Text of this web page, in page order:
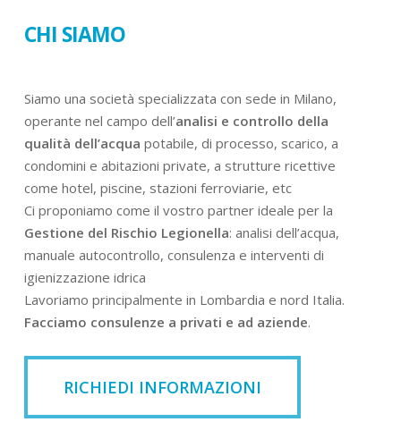
CHI SIAMO
Siamo una società specializzata con sede in Milano,
operante nel campo dell’analisi e controllo della
qualità dell’acqua potabile, di processo, scarico, a
condomini e abitazioni private, a strutture ricettive
come hotel, piscine, stazioni ferroviarie, etc
Ci proponiamo come il vostro partner ideale per la
Gestione del Rischio Legionella: analisi dell’acqua,
manuale autocontrollo, consulenza e interventi di
igienizzazione idrica
Lavoriamo principalmente in Lombardia e nord Italia.
Facciamo consulenze a privati e ad aziende.
RICHIEDI INFORMAZIONI